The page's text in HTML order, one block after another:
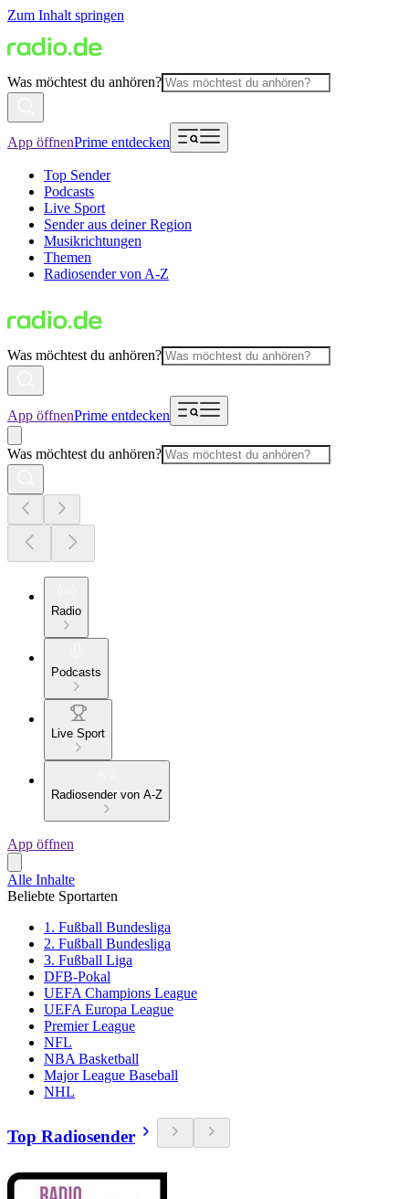
Zum Inhalt springen
Was möchtest du anhören?
App öffnenPrime entdecken
Top Sender
Podcasts
Live Sport
Sender aus deiner Region
Musikrichtungen
Themen
Radiosender von A-Z
Was möchtest du anhören?
App öffnenPrime entdecken
Was möchtest du anhören?
Radio
Podcasts
Live Sport
Radiosender von A-Z
App öffnen
Alle Inhalte
Beliebte Sportarten
1. Fußball Bundesliga
2. Fußball Bundesliga
3. Fußball Liga
DFB-Pokal
UEFA Champions League
UEFA Europa League
Premier League
NFL
NBA Basketball
Major League Baseball
NHL
Top Radiosender